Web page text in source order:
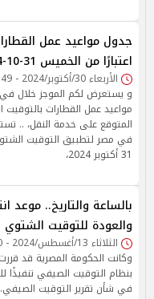
جدول مواعيد عمل
اعتبارًا من الخميس 31-10-2024
الأربعاء 30/أكتوبر/2024 - 12:49 م
و يستعرض لكم الموجز خلال
مواعيد عمل القطارات بالتوقيت
المتوقع على خدمة النقل، ..
في مصر لتطبيق التوقيت
31 أكتوبر 2024،
بالساعة والتاريخ.. موعد
والعودة للتوقيت الشتوي
الثلاثاء 13/أغسطس/2024 - 10:50 ص
وكانت الحكومة المصرية قد
في شأن تقرير التوقيت الصيفي.